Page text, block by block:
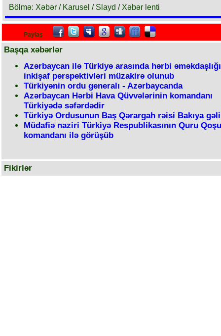
Bölmə: Xəbər / Karusel / Slayd / Xəbər lenti
Paylaş
Başqa xəbərlər
Azərbaycan ilə Türkiyə arasında hərbi
inkişaf perspektivləri müzakirə olunub
Türkiyənin ordu generalı - Azərbaycanda
Azərbaycan Hərbi Hava Qüvvələrinin komandanı
Türkiyədə səfərdədir
Türkiyə Ordusunun Baş Qərargah rəisi Bakıya
Müdafiə naziri Türkiyə Respublikasının Quru
komandanı ilə görüşüb
Fikirlər